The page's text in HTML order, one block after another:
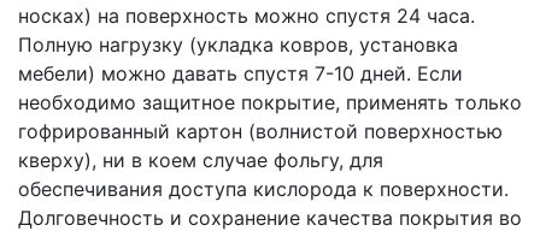
носках) на поверхность можно спустя 24 часа.
Полную нагрузку (укладка ковров, установка
мебели) можно давать спустя 7-10 дней. Если
необходимо защитное покрытие, применять только
гофрированный картон (волнистой поверхностью
кверху), ни в коем случае фольгу, для
обеспечивания доступа кислорода к поверхности.
Долговечность и сохранение качества покрытия во